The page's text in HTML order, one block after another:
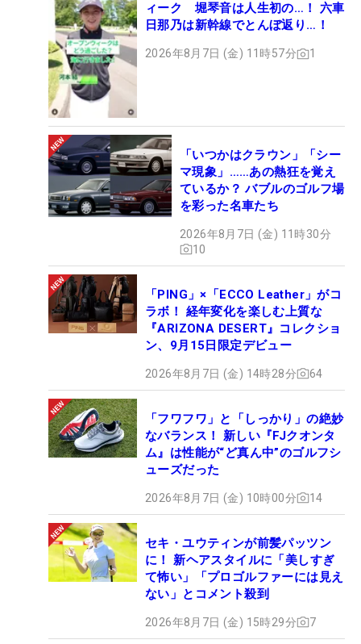
ィーク 堀琴音は人生初の…！ 六車
日那乃は新幹線でとんぼ返り…！
2026年8月7日 (金) 11時57分 1
「いつかはクラウン」「シー
マ現象」……あの熱狂を覚え
ているか？ バブルのゴルフ場
を彩った名車たち
2026年8月7日 (金) 11時30分
10
「PING」×「ECCO Leather」がコ
ラボ！ 経年変化を楽しむ上質な
『ARIZONA DESERT』コレクショ
ン、9月15日限定デビュー
2026年8月7日 (金) 14時28分 64
「フワフワ」と「しっかり」の絶妙
なバランス！ 新しい『FJクオンタ
ム』は性能が“ど真ん中”のゴルフシ
ューズだった
2026年8月7日 (金) 10時00分 14
セキ・ユウティンが前髪パッツン
に！ 新ヘアスタイルに「美しすぎ
て怖い」「プロゴルファーには見え
ない」とコメント殺到
2026年8月7日 (金) 15時29分 7